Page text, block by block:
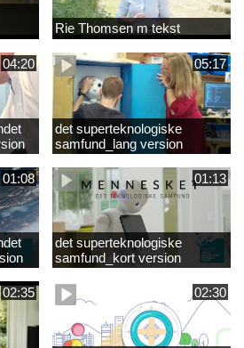
Rie Thomsen m tekst
04:20 05:17
det superteknologiske
samfund_lang version
01:08 01:13
det superteknologiske
samfund_kort version
02:35 02:30